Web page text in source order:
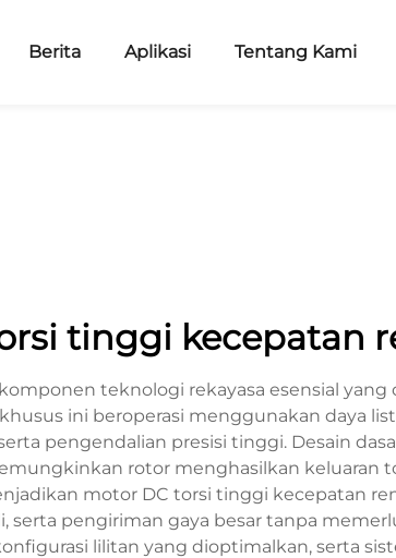
Berita Aplikasi Tentang Kami
tinggi kecepatan
teknologi rekayasa esensial
ini beroperasi menggunakan daya
pengendalian presisi tinggi. Desain
rotor menghasilkan keluaran
motor DC torsi tinggi kecepatan
pengiriman gaya besar tanpa
lilitan yang dioptimalkan, serta